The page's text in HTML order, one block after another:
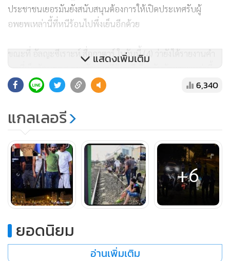
ประชาชนเยอรมันยังสนับสนุนต้องการให้เปิดประเทศรับผู้
อพยพเหล่านี้ที่หนีร้อนไปพึ่งเย็นอีกด้วย
ขณะที่ อัลญะซีเราะห์ สื่อกาตาร์ ในวันนี้ (4) ว่ายังได้รายงานคำ
พูดที่เผ็ดร้อนของนายกรัฐมนตรีฮังการีเกี่ยวกับผู้อพยพเหล่านี้
ด้วยว่า มีรายงานว่า วิกเตอร์ ออร์บาน ได้ออกปากประกาศไม่
มากไปกว่านี้
“ผมคิดว่าเรามีสิทธิในการตัดสินใจที่จะประกาศว่าทางเราไม่
ต้องการให้กลุ่มคนมุสลิมจำนวนมากเข้ามาในประเทศของเรา”
ออร์บานกล่าวให้สัมภาษณ์กับฝูงนักข่าวที่บริเวณด้านนอก
สำนักงานใหญ่สหภาพยุโรปในกรุงบรัสเซลส์ เบลเยียม
หนังสือพิมพ์ DPA ที่รายงานคำพูดของนายกรัฐมนตรีฮังการีได้
รายงานคำพูดการให้สัมภาษณ์เพิ่มเติมของออร์บานเพิ่มเติมว่า
แสดงเพิ่มเติม
6,340
แกลเลอรี
+6
ยอดนิยม
อ่านเพิ่มเติม